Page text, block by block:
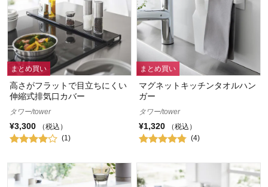
まとめ買い
高さがフラットで目立ちにくい
伸縮式排気口カバー
タワー/tower
¥3,300
（税込）
(1)
まとめ買い
マグネットキッチンタオルハン
ガー
タワー/tower
¥1,320
（税込）
(4)